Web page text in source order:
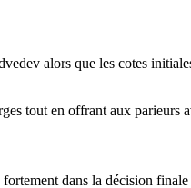
alors que les cotes
tout en offrant aux parieurs
dans la décision